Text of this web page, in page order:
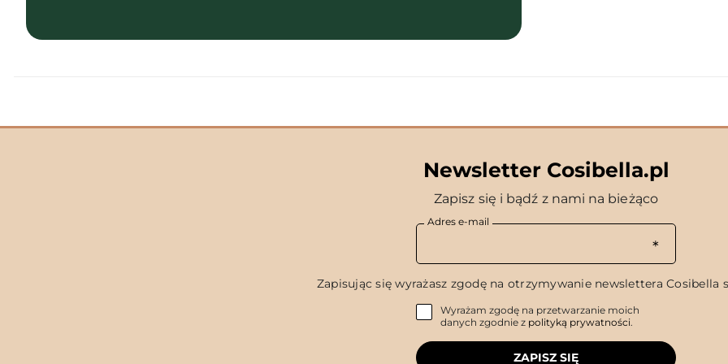
Newsletter Cosibella.pl
Zapisz się i bądź z nami na bieżąco
Adres e-mail
Zapisując się wyrażasz zgodę na otrzymywanie newslettera Cosibella
Wyrażam zgodę na przetwarzanie moich
danych zgodnie z polityką prywatności.
ZAPISZ SIĘ